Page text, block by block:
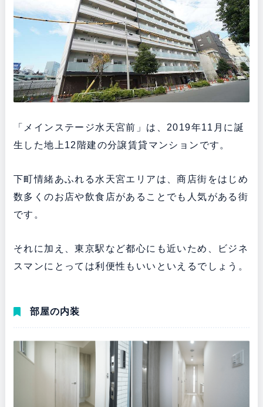
「メインステージ水天宮前」は、2019年11月に誕
生した地上12階建の分譲賃貸マンションです。
下町情緒あふれる水天宮エリアは、商店街をはじめ
数多くのお店や飲食店があることでも人気がある街
です。
それに加え、東京駅など都心にも近いため、ビジネ
スマンにとっては利便性もいいといえるでしょう。
部屋の内装